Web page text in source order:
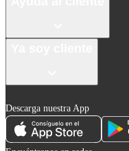
Descarga nuestra App